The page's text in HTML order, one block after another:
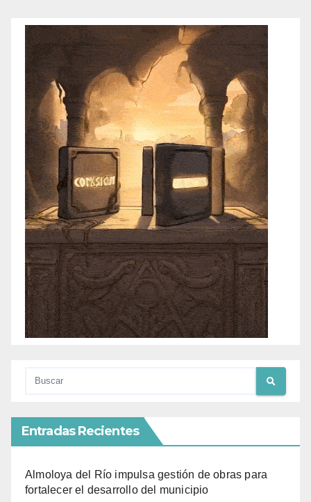
Entradas Recientes
Almoloya del Río impulsa gestión de obras para
fortalecer el desarrollo del municipio